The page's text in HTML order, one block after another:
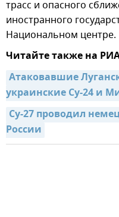
трасс и опасного
иностранного
Национальном центре.
Читайте также на
Атаковавшие
украинские Су-24 и
Су-27 проводил
России